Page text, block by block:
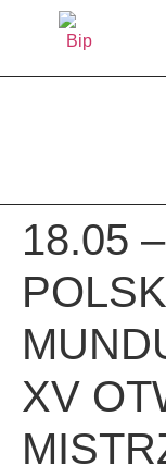
18.05
XV